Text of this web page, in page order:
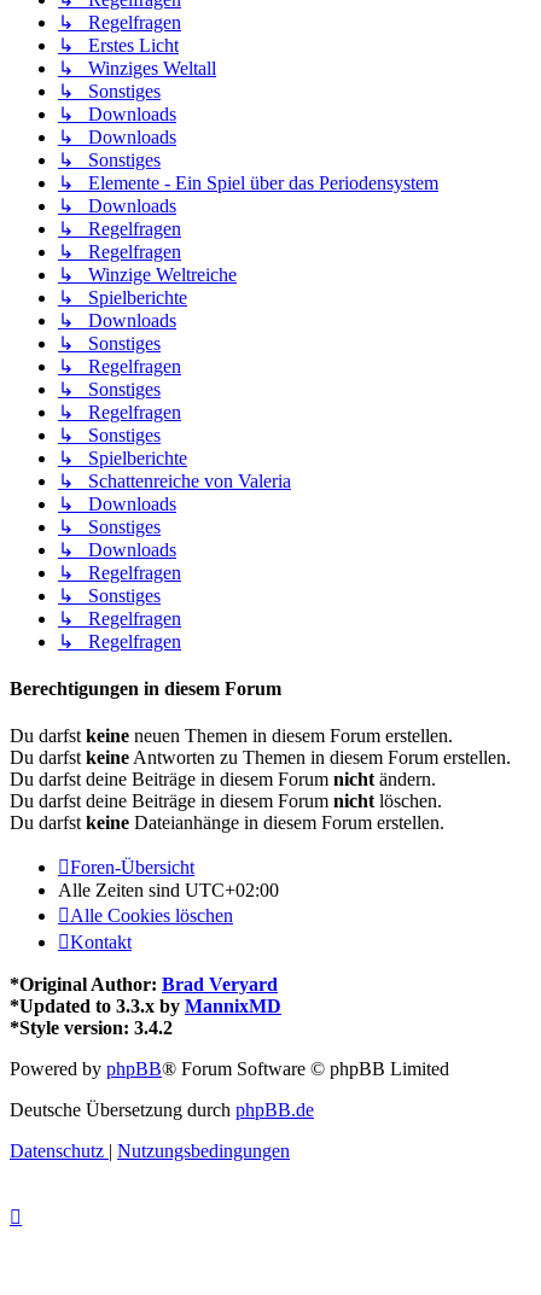
↳ Regelfragen
↳ Erstes Licht
↳ Winziges Weltall
↳ Sonstiges
↳ Downloads
↳ Downloads
↳ Sonstiges
↳ Elemente - Ein Spiel über das Periodensystem
↳ Downloads
↳ Regelfragen
↳ Regelfragen
↳ Winzige Weltreiche
↳ Spielberichte
↳ Downloads
↳ Sonstiges
↳ Regelfragen
↳ Sonstiges
↳ Regelfragen
↳ Sonstiges
↳ Spielberichte
↳ Schattenreiche von Valeria
↳ Downloads
↳ Sonstiges
↳ Downloads
↳ Regelfragen
↳ Sonstiges
↳ Regelfragen
↳ Regelfragen
Berechtigungen in diesem Forum
Du darfstkeine neuen Themen in diesem Forum erstellen.
Du darfstkeineAntworten zu Themen in diesem Forum erstellen.
Du darfst deine Beiträge in diesem Forum nichtändern.
Du darfst deine Beiträge in diesem Forum nichtlöschen.
Du darfstkeine Dateianhänge in diesem Forum erstellen.
Foren-Übersicht
Alle Zeiten sind UTC+02:00
Alle Cookies löschen
Kontakt
*Original Author: Brad Veryard
*Updated to 3.3.x by MannixMD
*Style version: 3.4.2
Powered by phpBB® Forum Software © phpBB Limited
Deutsche Übersetzung durch phpBB.de
Datenschutz | Nutzungsbedingungen